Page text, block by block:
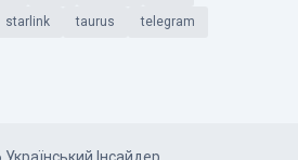
starlink taurus telegram